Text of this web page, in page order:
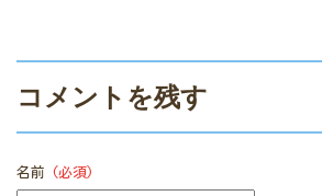
コメントを残す
名前 (必須)